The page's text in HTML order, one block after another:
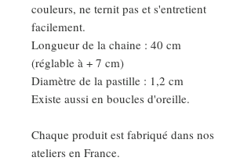
couleurs, ne ternit pas et s'entretient
facilement.
Longueur de la chaine : 40 cm
(réglable à + 7 cm)
Diamètre de la pastille : 1,2 cm
Existe aussi en boucles d'oreille.
Chaque produit est fabriqué dans nos
ateliers en France.